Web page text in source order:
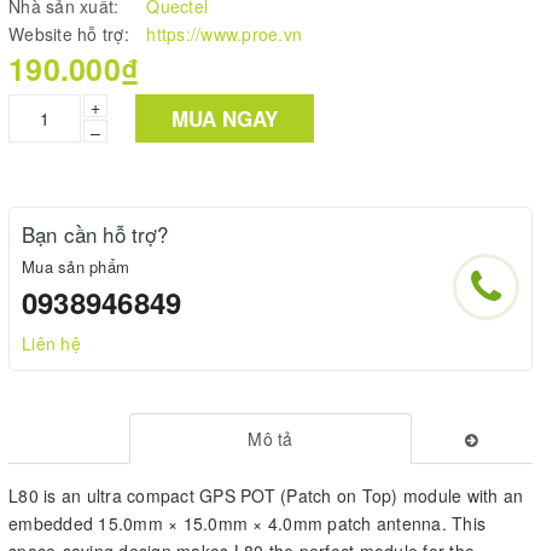
Nhà sản xuất:
Quectel
Website hỗ trợ:
https://www.proe.vn
190.000₫
+
–
MUA NGAY
Bạn cần hỗ trợ?
Mua sản phẩm
0938946849
Liên hệ
Mô tả
L80 is an ultra compact GPS POT (Patch on Top) module with an
embedded 15.0mm × 15.0mm × 4.0mm patch antenna. This